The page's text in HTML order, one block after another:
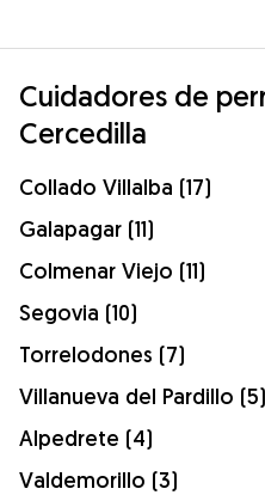
Cuidadores de
Cercedilla
Collado Villalba (17)
Galapagar (11)
Colmenar Viejo (11)
Segovia (10)
Torrelodones (7)
Villanueva del Pardillo (5)
Alpedrete (4)
Valdemorillo (3)